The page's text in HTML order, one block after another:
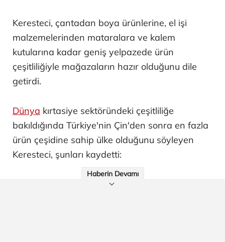
Keresteci, çantadan boya ürünlerine, el işi
malzemelerinden mataralara ve kalem
kutularına kadar geniş yelpazede ürün
çeşitliliğiyle mağazaların hazır olduğunu dile
getirdi.
Dünya kırtasiye sektöründeki çeşitliliğe
bakıldığında Türkiye'nin Çin'den sonra en fazla
ürün çeşidine sahip ülke olduğunu söyleyen
Keresteci, şunları kaydetti:
Haberin Devamı